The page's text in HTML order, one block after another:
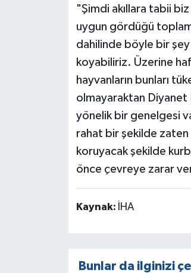
"Şimdi akıllara tabii
uygun gördüğü
dahilinde böyle bir şey
koyabiliriz. Üzerine
hayvanların bunları
olmayaraktan Diyanet
yönelik bir genelgesi
rahat bir şekilde zaten
koruyacak şekilde
önce çevreye zarar
Kaynak: İHA
Bunlar da ilginizi